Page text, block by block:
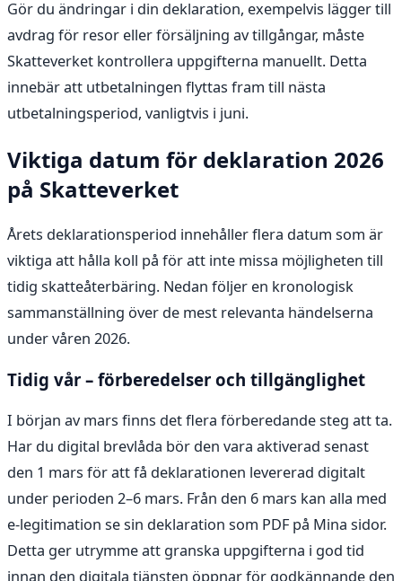
Gör du ändringar i din deklaration, exempelvis lägger till
avdrag för resor eller försäljning av tillgångar, måste
Skatteverket kontrollera uppgifterna manuellt. Detta
innebär att utbetalningen flyttas fram till nästa
utbetalningsperiod, vanligtvis i juni.
Viktiga datum för deklaration 2026
på Skatteverket
Årets deklarationsperiod innehåller flera datum som är
viktiga att hålla koll på för att inte missa möjligheten till
tidig skatteåterbäring. Nedan följer en kronologisk
sammanställning över de mest relevanta händelserna
under våren 2026.
Tidig vår – förberedelser och tillgänglighet
I början av mars finns det flera förberedande steg att ta.
Har du digital brevlåda bör den vara aktiverad senast
den 1 mars för att få deklarationen levererad digitalt
under perioden 2–6 mars. Från den 6 mars kan alla med
e-legitimation se sin deklaration som PDF på Mina sidor.
Detta ger utrymme att granska uppgifterna i god tid
innan den digitala tjänsten öppnar för godkännande den